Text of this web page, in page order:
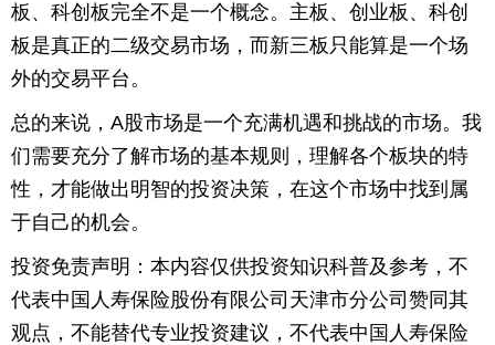
板、科创板完全不是一个概念。主板、创业板、科创
板是真正的二级交易市场，而新三板只能算是一个场
外的交易平台。
总的来说，A股市场是一个充满机遇和挑战的市场。我
们需要充分了解市场的基本规则，理解各个板块的特
性，才能做出明智的投资决策，在这个市场中找到属
于自己的机会。
投资免责声明：本内容仅供投资知识科普及参考，不
代表中国人寿保险股份有限公司天津市分公司赞同其
观点，不能替代专业投资建议，不代表中国人寿保险